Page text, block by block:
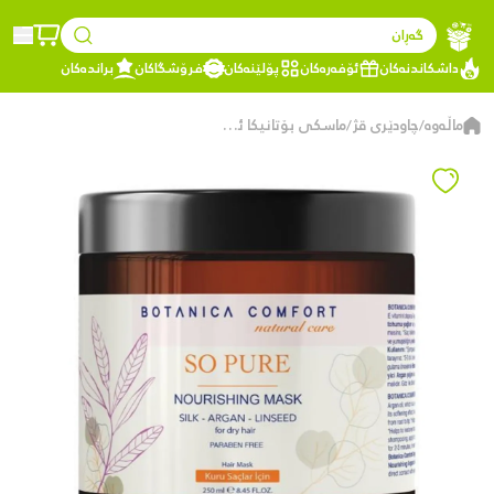
گەڕان
داشکاندنەکان
ئۆفەرەکان پۆلێنەکان فرۆشگاکان براندەکان
ماڵەوە/چاودێری قژ/ ماسکی بۆتانیکا ئارگان